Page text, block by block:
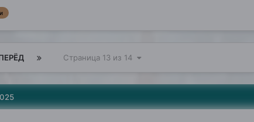
Страница 13 из 14